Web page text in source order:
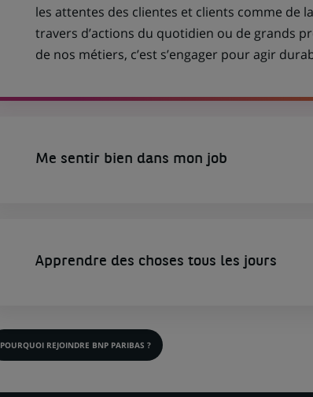
les attentes des clientes et clients comme de
travers d’actions du quotidien ou de grands
de nos métiers, c’est s’engager pour agir
Me sentir bien dans mon job
Apprendre des choses tous les jours
POURQUOI REJOINDRE BNP PARIBAS ?